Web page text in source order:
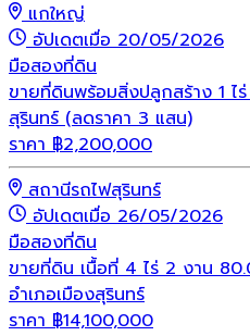
แกใหญ่
อัปเดตเมื่อ 20/05/2026
มือสองที่ดิน
ขายที่ดินพร้อมสิ่งปลูกสร้าง 1 ไ
สุรินทร์ (ลดราคา 3 แสน)
ราคา ฿2,200,000
สถานีรถไฟสุรินทร์
อัปเดตเมื่อ 26/05/2026
มือสองที่ดิน
ขายที่ดิน เนื้อที่ 4 ไร่ 2 งาน
อำเภอเมืองสุรินทร์
ราคา ฿14,100,000